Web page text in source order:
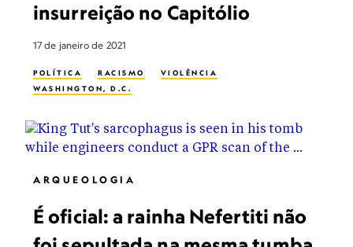
insurreição no Capitólio
17 de janeiro de 2021
POLÍTICA RACISMO
VIOLÊNCIA
WASHINGTON, D.C.
ARQUEOLOGIA
É oficial: a rainha Nefertiti não